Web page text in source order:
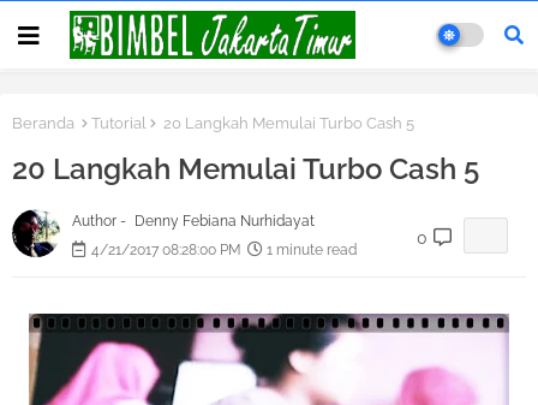
Beranda Tutorial 20 Langkah Memulai Turbo Cash 5
20 Langkah Memulai Turbo Cash 5
Author -
Denny Febiana Nurhidayat
4/21/2017 08:28:00 PM
1 minute read
0